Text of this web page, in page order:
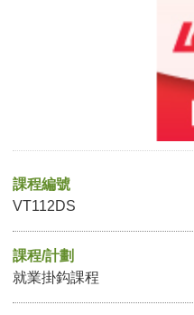
課程編號
VT112DS
課程/計劃
就業掛鈎課程